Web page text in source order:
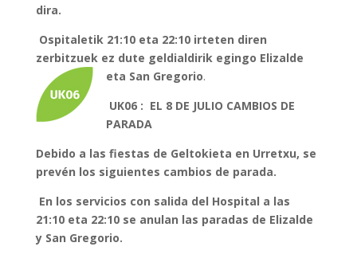
dira.
Ospitaletik 21:10 eta 22:10 irteten diren
zerbitzuek ez dute geldialdirik egingo Elizalde
eta San Gregorio.
UK06 : EL 8 DE JULIO CAMBIOS DE
PARADA
Debido a las fiestas de Geltokieta en Urretxu, se
prevén los siguientes cambios de parada.
En los servicios con salida del Hospital a las
21:10 eta 22:10 se anulan las paradas de Elizalde
y San Gregorio.